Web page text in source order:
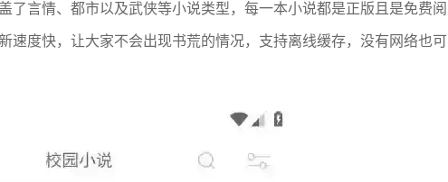
了言情、都市以及武侠等小说类型，每一本小说都是正版且是免费阅
速度快，让大家不会出现书荒的情况，支持离线缓存，没有网络也可